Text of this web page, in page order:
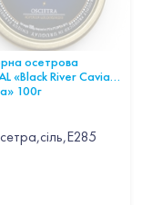
осетрова
«Black River Caviar
100г